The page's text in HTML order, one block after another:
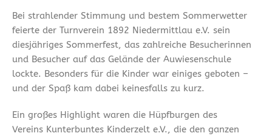
Bei strahlender Stimmung und bestem Sommerwetter
feierte der Turnverein 1892 Niedermittlau e.V. sein
diesjähriges Sommerfest, das zahlreiche Besucherinnen
und Besucher auf das Gelände der Auwiesenschule
lockte. Besonders für die Kinder war einiges geboten –
und der Spaß kam dabei keinesfalls zu kurz.
Ein großes Highlight waren die Hüpfburgen des
Vereins Kunterbuntes Kinderzelt e.V., die den ganzen